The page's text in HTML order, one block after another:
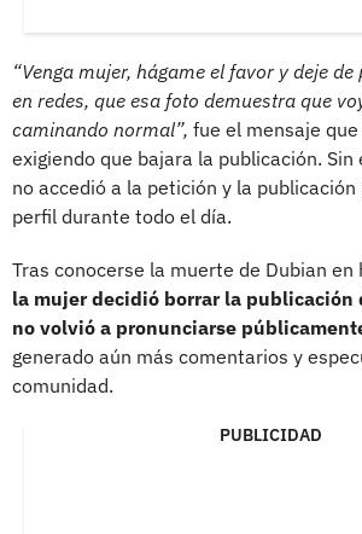
“Venga mujer, hágame el favor y deje
en redes, que esa foto demuestra que
caminando normal”, fue el mensaje
exigiendo que bajara la publicación.
no accedió a la petición y la
perfil durante todo el día.
Tras conocerse la muerte de Dubian en
la mujer decidió borrar la publicación
no volvió a pronunciarse
generado aún más comentarios y
comunidad.
PUBLICIDAD